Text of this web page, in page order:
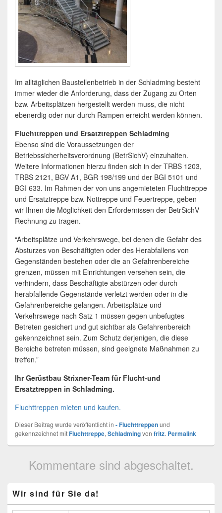
Im alltäglichen Baustellenbetrieb in der Schladming besteht
immer wieder die Anforderung, dass der Zugang zu Orten
bzw. Arbeitsplätzen hergestellt werden muss, die nicht
ebenerdig oder nur durch Rampen erreicht werden können.
Fluchttreppen und Ersatztreppen Schladming
Ebenso sind die Voraussetzungen der
Betriebssicherheitsverordnung (BetrSichV) einzuhalten.
Weitere Informationen hierzu finden sich in der TRBS 1203,
TRBS 2121, BGV A1, BGR 198/199 und der BGI 5101 und
BGI 633. Im Rahmen der von uns angemieteten Fluchttreppe
und Ersatztreppe bzw. Nottreppe und Feuertreppe, geben
wir Ihnen die Möglichkeit den Erfordernissen der BetrSichV
Rechnung zu tragen.
“Arbeitsplätze und Verkehrswege, bei denen die Gefahr des
Absturzes von Beschäftigten oder des Herabfallens von
Gegenständen bestehen oder die an Gefahrenbereiche
grenzen, müssen mit Einrichtungen versehen sein, die
verhindern, dass Beschäftigte abstürzen oder durch
herabfallende Gegenstände verletzt werden oder in die
Gefahrenbereiche gelangen. Arbeitsplätze und
Verkehrswege nach Satz 1 müssen gegen unbefugtes
Betreten gesichert und gut sichtbar als Gefahrenbereich
gekennzeichnet sein. Zum Schutz derjenigen, die diese
Bereiche betreten müssen, sind geeignete Maßnahmen zu
treffen.”
Ihr Gerüstbau Strixner-Team für Flucht-und
Ersatztreppen in Schladming.
Fluchttreppen mieten und kaufen.
Dieser Beitrag wurde veröffentlicht in - Fluchttreppenund
gekennzeichnet mitFluchttreppe, Schladmingvon fritz. Permalink
Kommentare sind abgeschaltet.
Seitenleisten
Widget-
Wir sind für Sie da!